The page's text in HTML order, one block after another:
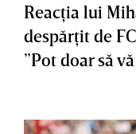
Reacţia lui
despărţit de
”Pot doar să